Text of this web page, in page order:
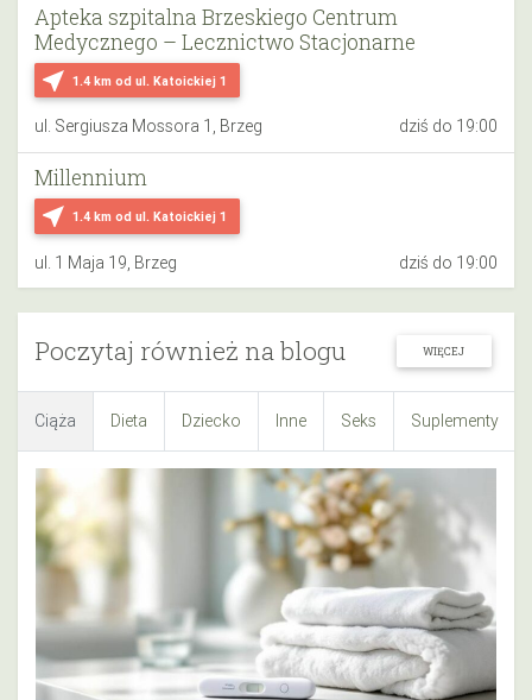
near_me 1.4 km od ul. Katoickiej 1
Apteka szpitalna Brzeskiego Centrum
Medycznego – Lecznictwo Stacjonarne
ul. Sergiusza Mossora 1, Brzeg dziś do 19:00
near_me 1.4 km od ul. Katoickiej 1
Millennium
ul. 1 Maja 19, Brzeg dziś do 19:00
Poczytaj również na blogu WIĘCEJ
Ciąża Dieta Dziecko Inne Seks Suplementy